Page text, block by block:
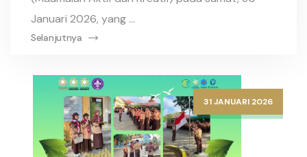
Januari 2026, yang ...
Selanjutnya
31 JANUARI 2026